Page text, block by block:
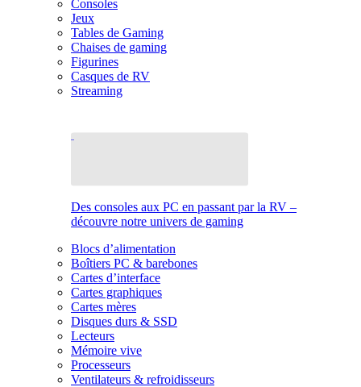
Consoles
Jeux
Tables de Gaming
Chaises de gaming
Figurines
Casques de RV
Streaming
Des consoles aux PC en passant par la RV –
découvre notre univers de gaming
Blocs d’alimentation
Boîtiers PC & barebones
Cartes d’interface
Cartes graphiques
Cartes mères
Disques durs & SSD
Lecteurs
Mémoire vive
Processeurs
Ventilateurs & refroidisseurs